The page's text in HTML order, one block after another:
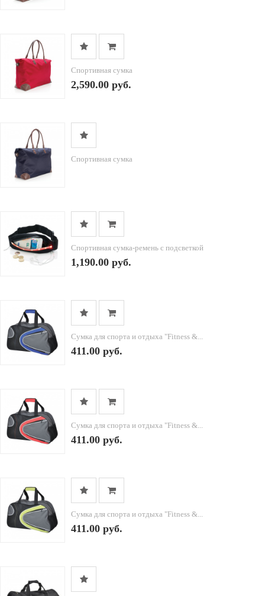
Спортивная сумка
2,590.00 руб.
Спортивная сумка
Спортивная сумка-ремень с подсветкой
1,190.00 руб.
Сумка для спорта и отдыха "Fitness &...
411.00 руб.
Сумка для спорта и отдыха "Fitness &...
411.00 руб.
Сумка для спорта и отдыха "Fitness &...
411.00 руб.